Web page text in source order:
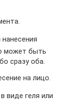
может быть
сразу оба.
на лицо.
виде геля или